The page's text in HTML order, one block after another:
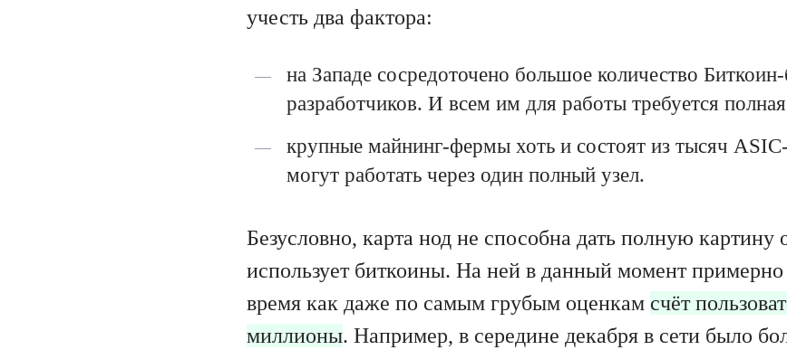
учесть два фактора:
на Западе сосредоточено большое количество
разработчиков. И всем им для работы требуется
крупные майнинг-фермы хоть и состоят из тысяч
могут работать через один полный узел.
Безусловно, карта нод не способна дать полную картину
использует биткоины. На ней в данный момент примерно
время как даже по самым грубым оценкам счёт
миллионы. Например, в середине декабря в сети было